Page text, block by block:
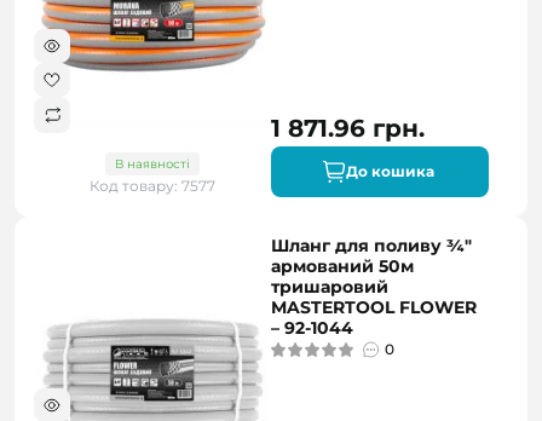
В наявності
Код товару: 7577
1 871.96 грн.
До кошика
Шланг для поливу ¾"
армований 50м
тришаровий
MASTERTOOL FLOWER
– 92-1044
0